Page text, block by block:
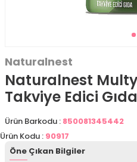
Naturalnest
Naturalnest
Takviye Edici
Ürün Barkodu : 850081345442
Ürün Kodu : 90917
Öne Çıkan Bilgiler